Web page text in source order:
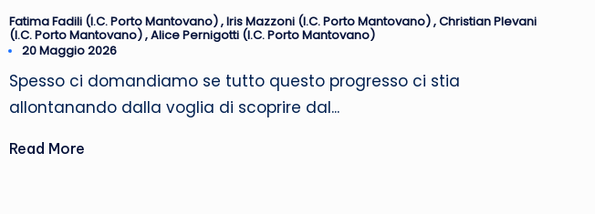
Posted
by
Fatima Fadili (I.C. Porto Mantovano),Iris Mazzoni (I.C. Porto Mantovano),Christian Plevani
(I.C. Porto Mantovano),Alice Pernigotti (I.C. Porto Mantovano)
20 Maggio 2026
Spesso ci domandiamo se tutto questo progresso ci stia
allontanando dalla voglia di scoprire dal...
Read More